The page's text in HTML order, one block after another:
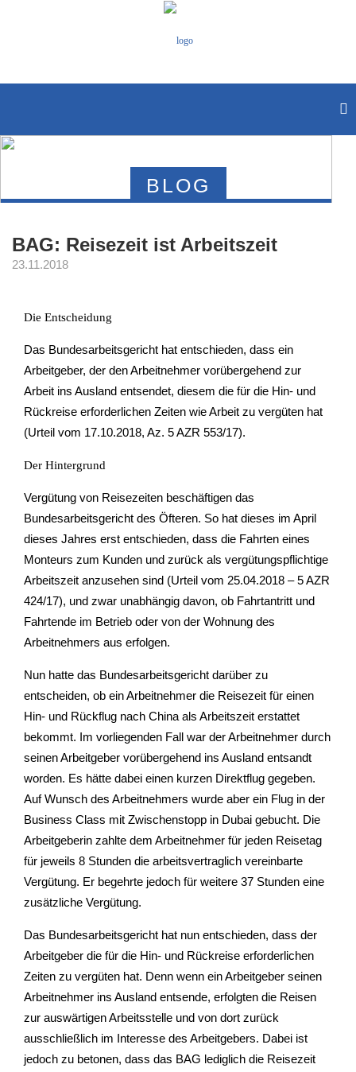
BLOG
BAG: Reisezeit ist Arbeitszeit
23.11.2018
Die Entscheidung
Das Bundesarbeitsgericht hat entschieden, dass ein
Arbeitgeber, der den Arbeitnehmer vorübergehend zur
Arbeit ins Ausland entsendet, diesem die für die Hin- und
Rückreise erforderlichen Zeiten wie Arbeit zu vergüten hat
(Urteil vom 17.10.2018, Az. 5 AZR 553/17).
Der Hintergrund
Vergütung von Reisezeiten beschäftigen das
Bundesarbeitsgericht des Öfteren. So hat dieses im April
dieses Jahres erst entschieden, dass die Fahrten eines
Monteurs zum Kunden und zurück als vergütungspflichtige
Arbeitszeit anzusehen sind (Urteil vom 25.04.2018 – 5 AZR
424/17), und zwar unabhängig davon, ob Fahrtantritt und
Fahrtende im Betrieb oder von der Wohnung des
Arbeitnehmers aus erfolgen.
Nun hatte das Bundesarbeitsgericht darüber zu
entscheiden, ob ein Arbeitnehmer die Reisezeit für einen
Hin- und Rückflug nach China als Arbeitszeit erstattet
bekommt. Im vorliegenden Fall war der Arbeitnehmer durch
seinen Arbeitgeber vorübergehend ins Ausland entsandt
worden. Es hätte dabei einen kurzen Direktflug gegeben.
Auf Wunsch des Arbeitnehmers wurde aber ein Flug in der
Business Class mit Zwischenstopp in Dubai gebucht. Die
Arbeitgeberin zahlte dem Arbeitnehmer für jeden Reisetag
für jeweils 8 Stunden die arbeitsvertraglich vereinbarte
Vergütung. Er begehrte jedoch für weitere 37 Stunden eine
zusätzliche Vergütung.
Das Bundesarbeitsgericht hat nun entschieden, dass der
Arbeitgeber die für die Hin- und Rückreise erforderlichen
Zeiten zu vergüten hat. Denn wenn ein Arbeitgeber seinen
Arbeitnehmer ins Ausland entsende, erfolgten die Reisen
zur auswärtigen Arbeitsstelle und von dort zurück
ausschließlich im Interesse des Arbeitgebers. Dabei ist
jedoch zu betonen, dass das BAG lediglich die Reisezeit